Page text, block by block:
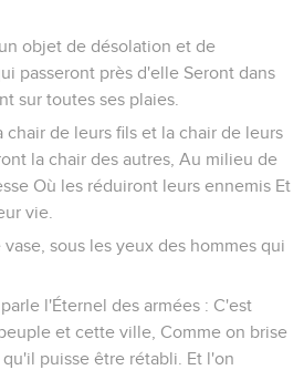
objet de désolation et de
passeront près d'elle Seront dans
sur toutes ses plaies.
chair de leurs fils et la chair de leurs
la chair des autres, Au milieu de
Où les réduiront leurs ennemis Et
vie.
sous les yeux des hommes qui
l'Éternel des armées : C'est
et cette ville, Comme on brise
puisse être rétabli. Et l'on